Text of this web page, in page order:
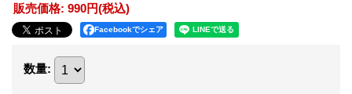
販売価格: 990円(税込)
Facebookでシェア
数量: